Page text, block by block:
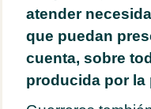
atender
que puedan
cuenta, sobre
producida por la